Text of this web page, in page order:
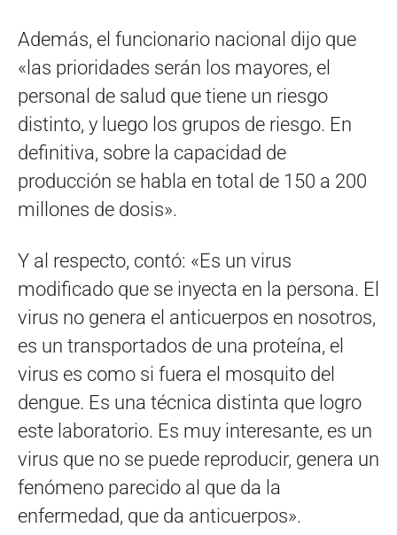
Además, el funcionario nacional dijo que
«las prioridades serán los mayores, el
personal de salud que tiene un riesgo
distinto, y luego los grupos de riesgo. En
definitiva, sobre la capacidad de
producción se habla en total de 150 a 200
millones de dosis».
Y al respecto, contó: «Es un virus
modificado que se inyecta en la persona. El
virus no genera el anticuerpos en nosotros,
es un transportados de una proteína, el
virus es como si fuera el mosquito del
dengue. Es una técnica distinta que logro
este laboratorio. Es muy interesante, es un
virus que no se puede reproducir, genera un
fenómeno parecido al que da la
enfermedad, que da anticuerpos».